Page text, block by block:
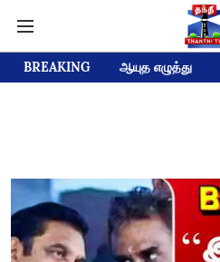
BREAKING ஆயுத எழுத்து